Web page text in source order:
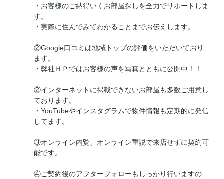
・お客様のご納得いくお部屋探しを全力でサポートしま
す。
・実際に住んでみてわかることまでお伝えします。
②Google口コミは地域トップの評価をいただいており
ます。
・弊社ＨＰではお客様の声を写真とともに公開中！！
②インターネットに掲載できないお部屋も多数ご用意し
ております。
・YouTubeやインスタグラムで物件情報も定期的に発信
してます。
③オンライン内覧、オンライン重説で来店せずに契約可
能です。
④ご契約後のアフターフォローもしっかり行いますの